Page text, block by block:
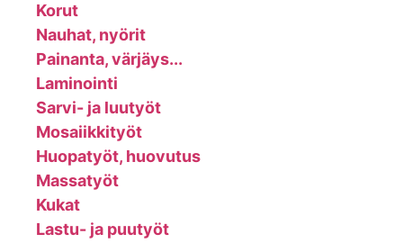
Korut
Nauhat, nyörit
Painanta, värjäys...
Laminointi
Sarvi- ja luutyöt
Mosaiikkityöt
Huopatyöt, huovutus
Massatyöt
Kukat
Lastu- ja puutyöt